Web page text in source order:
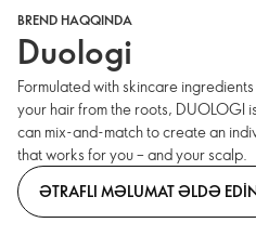
BREND HAQQINDA
Duologi
Formulated with skincare
your hair from the roots, DUOLOGI
can mix-and-match to create an
that works for you – and your scalp.
ƏTRAFLI MƏLUMAT ƏLDƏ